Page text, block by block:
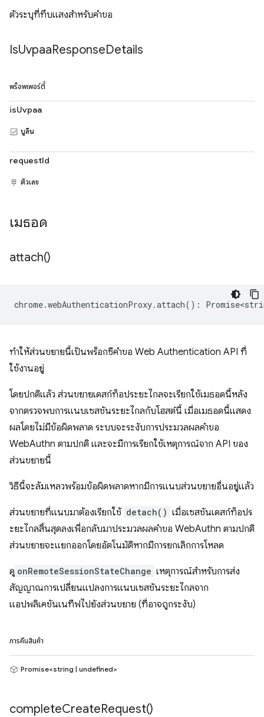
ตัวระบุที่ทึบแสงสำหรับคำขอ
IsUvpaaResponseDetails
พร็อพเพอร์ตี้
isUvpaa
บูลีน
requestId
ตัวเลข
เมธอด
attach()
chrome.webAuthenticationProxy.attach() :
ทำให้ส่วนขยายนี้เป็นพร็อกซีคำขอ Web Authentication API ที่
ใช้งานอยู่
โดยปกติแล้ว ส่วนขยายเดสก์ท็อประยะไกลจะเรียกใช้เมธอดนี้หลัง
จากตรวจพบการแนบเซสชันระยะไกลกับโฮสต์นี้ เมื่อเมธอดนี้แสดง
ผลโดยไม่มีข้อผิดพลาด ระบบจะระงับการประมวลผลคำขอ
WebAuthn ตามปกติ และจะมีการเรียกใช้เหตุการณ์จาก API ของ
ส่วนขยายนี้
วิธีนี้จะล้มเหลวพร้อมข้อผิดพลาดหากมีการแนบส่วนขยายอื่นอยู่แล้ว
ส่วนขยายที่แนบมาต้องเรียกใช้ detach() เมื่อเซสชันเดสก์ท็อปร
ะยะไกลสิ้นสุดลงเพื่อกลับมาประมวลผลคำขอ WebAuthn ตามปกติ
ส่วนขยายจะแยกออกโดยอัตโนมัติหากมีการยกเลิกการโหลด
ดู onRemoteSessionStateChange เหตุการณ์สำหรับการส่ง
สัญญาณการเปลี่ยนแปลงการแนบเซสชันระยะไกลจาก
แอปพลิเคชันเนทีฟไปยังส่วนขยาย (ที่อาจถูกระงับ)
การคืนสินค้า
Promise<string | undefined>
completeCreateRequest()